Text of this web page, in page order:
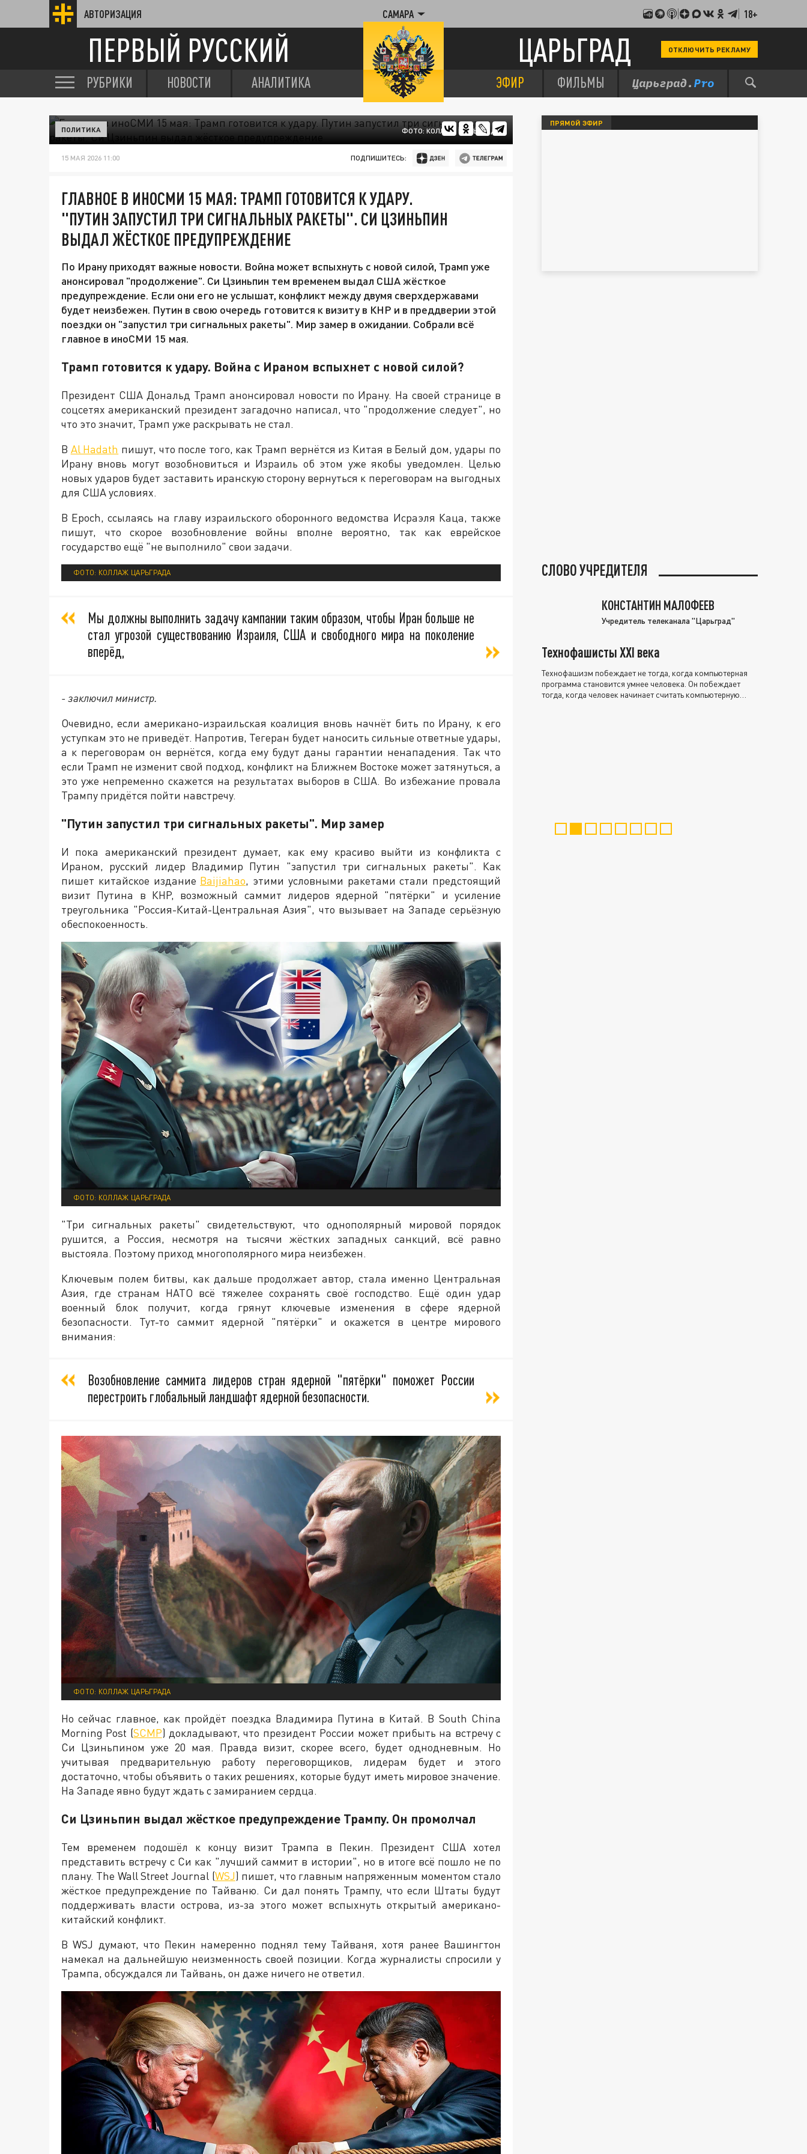
АВТОРИЗАЦИЯ САМАРА 18+
ПЕРВЫЙ РУССКИЙ ЦАРЬГРАД ОТКЛЮЧИТЬ РЕКЛАМУ
РУБРИКИ НОВОСТИ АНАЛИТИКА ЭФИР ФИЛЬМЫ
ФОТО: КОЛЛАЖ ЦАРЬГРАДА
ПОЛИТИКА
15 МАЯ 2026 11:00 ПОДПИШИТЕСЬ:
ГЛАВНОЕ В ИНОСМИ 15 МАЯ: ТРАМП ГОТОВИТСЯ К УДАРУ.
"ПУТИН ЗАПУСТИЛ ТРИ СИГНАЛЬНЫХ РАКЕТЫ". СИ ЦЗИНЬПИН
ВЫДАЛ ЖЁСТКОЕ ПРЕДУПРЕЖДЕНИЕ
По Ирану приходят важные новости. Война может вспыхнуть с новой силой, Трамп уже
анонсировал "продолжение". Си Цзиньпин тем временем выдал США жёсткое
предупреждение. Если они его не услышат, конфликт между двумя сверхдержавами
будет неизбежен. Путин в свою очередь готовится к визиту в КНР и в преддверии этой
поездки он "запустил три сигнальных ракеты". Мир замер в ожидании. Собрали всё
главное в иноСМИ 15 мая.
Трамп готовится к удару. Война с Ираном вспыхнет с новой силой?
Президент США Дональд Трамп анонсировал новости по Ирану. На своей странице в
соцсетях американский президент загадочно написал, что "продолжение следует", но
что это значит, Трамп уже раскрывать не стал.
В Al Hadath пишут, что после того, как Трамп вернётся из Китая в Белый дом, удары по
Ирану вновь могут возобновиться и Израиль об этом уже якобы уведомлен. Целью
новых ударов будет заставить иранскую сторону вернуться к переговорам на выгодных
для США условиях.
В Epoch, ссылаясь на главу израильского оборонного ведомства Исраэля Каца, также
пишут, что скорое возобновление войны вполне вероятно, так как еврейское
государство ещё "не выполнило" свои задачи.
ФОТО: КОЛЛАЖ ЦАРЬГРАДА
Мы должны выполнить задачу кампании таким образом, чтобы Иран больше не
стал угрозой существованию Израиля, США и свободного мира на поколение
вперёд,
- заключил министр.
Очевидно, если американо-израильская коалиция вновь начнёт бить по Ирану, к его
уступкам это не приведёт. Напротив, Тегеран будет наносить сильные ответные удары,
а к переговорам он вернётся, когда ему будут даны гарантии ненападения. Так что
если Трамп не изменит свой подход, конфликт на Ближнем Востоке может затянуться, а
это уже непременно скажется на результатах выборов в США. Во избежание провала
Трампу придётся пойти навстречу.
"Путин запустил три сигнальных ракеты". Мир замер
И пока американский президент думает, как ему красиво выйти из конфликта с
Ираном, русский лидер Владимир Путин "запустил три сигнальных ракеты". Как
пишет китайское издание Baijiahao, этими условными ракетами стали предстоящий
визит Путина в КНР, возможный саммит лидеров ядерной "пятёрки" и усиление
треугольника "Россия-Китай-Центральная Азия", что вызывает на Западе серьёзную
обеспокоенность.
ФОТО: КОЛЛАЖ ЦАРЬГРАДА
"Три сигнальных ракеты" свидетельствуют, что однополярный мировой порядок
рушится, а Россия, несмотря на тысячи жёстких западных санкций, всё равно
выстояла. Поэтому приход многополярного мира неизбежен.
Ключевым полем битвы, как дальше продолжает автор, стала именно Центральная
Азия, где странам НАТО всё тяжелее сохранять своё господство. Ещё один удар
военный блок получит, когда грянут ключевые изменения в сфере ядерной
безопасности. Тут-то саммит ядерной "пятёрки" и окажется в центре мирового
внимания:
Возобновление саммита лидеров стран ядерной "пятёрки" поможет России
перестроить глобальный ландшафт ядерной безопасности.
ФОТО: КОЛЛАЖ ЦАРЬГРАДА
Но сейчас главное, как пройдёт поездка Владимира Путина в Китай. В South China
Morning Post (SCMP) докладывают, что президент России может прибыть на встречу с
Си Цзиньпином уже 20 мая. Правда визит, скорее всего, будет однодневным. Но
учитывая предварительную работу переговорщиков, лидерам будет и этого
достаточно, чтобы объявить о таких решениях, которые будут иметь мировое значение.
На Западе явно будут ждать с замиранием сердца.
Си Цзиньпин выдал жёсткое предупреждение Трампу. Он промолчал
Тем временем подошёл к концу визит Трампа в Пекин. Президент США хотел
представить встречу с Си как "лучший саммит в истории", но в итоге всё пошло не по
плану. The Wall Street Journal (WSJ) пишет, что главным напряженным моментом стало
жёсткое предупреждение по Тайваню. Си дал понять Трампу, что если Штаты будут
поддерживать власти острова, из-за этого может вспыхнуть открытый американо-
китайский конфликт.
В WSJ думают, что Пекин намеренно поднял тему Тайваня, хотя ранее Вашингтон
намекал на дальнейшую неизменность своей позиции. Когда журналисты спросили у
Трампа, обсуждался ли Тайвань, он даже ничего не ответил.
ПРЯМОЙ ЭФИР
СЛОВО УЧРЕДИТЕЛЯ
КОНСТАНТИН МАЛОФЕЕВ
Учредитель телеканала "Царьград"
Технофашисты XXI века
Технофашизм побеждает не тогда, когда компьютерная
программа становится умнее человека. Он побеждает
тогда, когда человек начинает считать компьютерную